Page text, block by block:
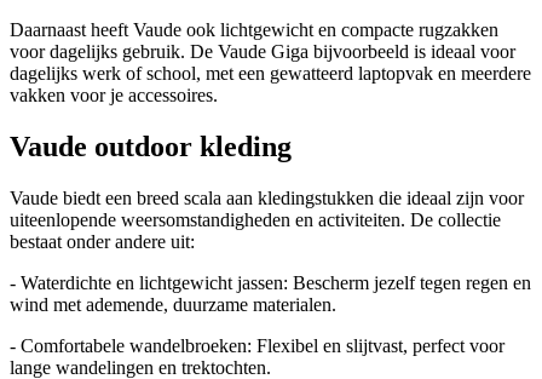
Daarnaast heeft Vaude ook lichtgewicht en compacte rugzakken
voor dagelijks gebruik. De Vaude Giga bijvoorbeeld is ideaal voor
dagelijks werk of school, met een gewatteerd laptopvak en meerdere
vakken voor je accessoires.
Vaude outdoor kleding
Vaude biedt een breed scala aan kledingstukken die ideaal zijn voor
uiteenlopende weersomstandigheden en activiteiten. De collectie
bestaat onder andere uit:
- Waterdichte en lichtgewicht jassen: Bescherm jezelf tegen regen en
wind met ademende, duurzame materialen.
- Comfortabele wandelbroeken: Flexibel en slijtvast, perfect voor
lange wandelingen en trektochten.